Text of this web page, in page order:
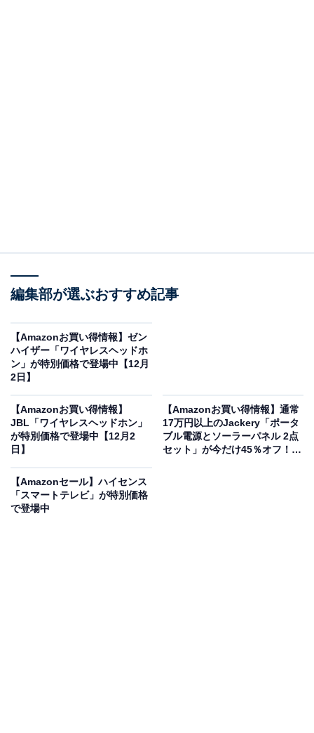
サービスへすぐアクセスできるVIDAA OSを採用し、音
声操作にも対応しています。スマホの画面をテレビに映
友達とのシェアもラクラクです。
ユーザーからは「映像が信じられないほど滑らか」「ゲ
で新たに購入を考えている人や、テレビを買い替えたい
人は、購入を検討してみてもよいかもしれません。
編集部が選ぶおすすめ記事
【Amazonお買い得情報】ゼン
ハイザー「ワイヤレスヘッドホ
ン」が特別価格で登場中【12月
2日】
【Amazonお買い得情報】
JBL「ワイヤレスヘッドホン」
が特別価格で登場中【12月2
日】
【Amazonお買い得情報】通常
17万円以上のJackery「ポータ
ブル電源とソーラーパネル 2点
セット」が今だけ45％オフ！
【Amazonセール】ハイセンス
「スマートテレビ」が特別価格
で登場中